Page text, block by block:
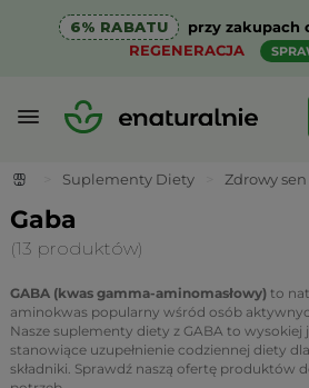
6% RABATU
przy zakupach
REGENERACJA
Suplementy Diety Zdrowy sen
Gaba
(13 produktów)
GABA (kwas gamma-aminomasłowy) to
aminokwas popularny wśród osób
Nasze suplementy diety z GABA to
stanowiące uzupełnienie codziennej diety
składniki. Sprawdź naszą ofertę produktów